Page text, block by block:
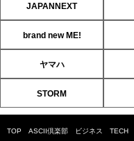
JAPANNEXT
brand new ME!
ヤマハ
STORM
TOP ASCII倶楽部 ビジネス TECH